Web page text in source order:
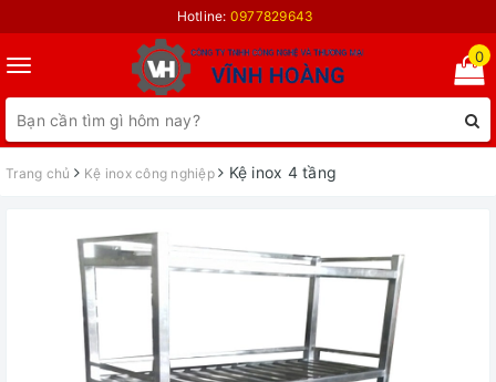
Hotline: 0977829643
Toggle
navigation
0
Trang chủ Kệ inox công nghiệp Kệ inox 4 tầng